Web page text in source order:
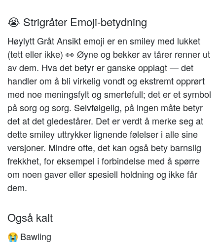
😭 Strigråter Emoji-betydning
Høylytt Gråt Ansikt emoji er en smiley med lukket
(tett eller ikke) 👀 Øyne og bekker av tårer renner ut
av dem. Hva det betyr er ganske opplagt — det
handler om å bli virkelig vondt og ekstremt opprørt
med noe meningsfylt og smertefull; det er et symbol
på sorg og sorg. Selvfølgelig, på ingen måte betyr
det at det gledestårer. Det er verdt å merke seg at
dette smiley uttrykker lignende følelser i alle sine
versjoner. Mindre ofte, det kan også bety barnslig
frekkhet, for eksempel i forbindelse med å spørre
om noen gaver eller spesiell holdning og ikke får
dem.
Også kalt
😭 Bawling